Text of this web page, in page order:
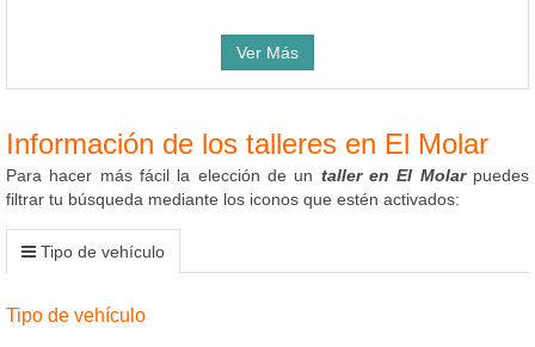
Ver Más
Información de los talleres en El Molar
Para hacer más fácil la elección de un taller en El Molarpuedes
filtrar tu búsqueda mediante los iconos que estén activados:
Tipo de vehículo
Tipo de vehículo